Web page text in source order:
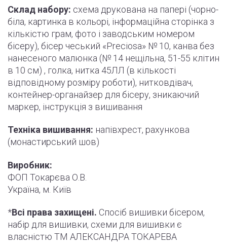
Склад набору: схема друкована на папері (чорно-
біла, картинка в кольорі, інформаційна сторінка з
кількістю грам, фото і заводським номером
бісеру), бісер чеський «Preciosa» № 10, канва без
нанесеного малюнка (№ 14 нещільна, 51-55 клітин
в 10 см) , голка, нитка 45ЛЛ (в кількості
відповідному розміру роботи), нитковдівач,
контейнер-органайзер для бісеру, зникаючий
маркер, інструкція з вишивання
Техніка вишивання: напівхрест, рахункова
(монастирський шов)
Виробник:
ФОП Токарєва О.В.
Україна, м. Київ
*Всі права захищені. Спосіб вишивки бісером,
набір для вишивки, схеми для вишивки є
власністю ТМ АЛЕКСАНДРА ТОКАРЕВА